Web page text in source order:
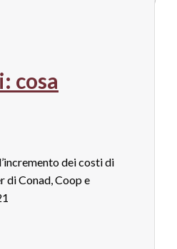
cosa
dei costi di
di Conad, Coop e